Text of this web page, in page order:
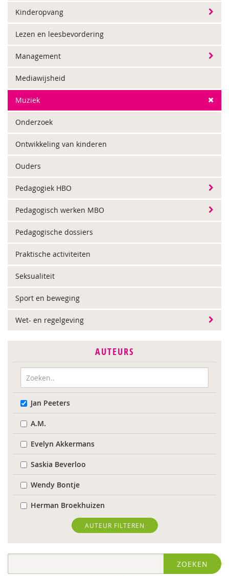
Kinderopvang
Lezen en leesbevordering
Management
Mediawijsheid
Muziek
Onderzoek
Ontwikkeling van kinderen
Ouders
Pedagogiek HBO
Pedagogisch werken MBO
Pedagogische dossiers
Praktische activiteiten
Seksualiteit
Sport en beweging
Wet- en regelgeving
AUTEURS
Jan Peeters
A.M.
Evelyn Akkermans
Saskia Beverloo
Wendy Bontje
Herman Broekhuizen
Marianne Busser
Marja van Delden
AUTEUR FILTEREN
ZOEKEN